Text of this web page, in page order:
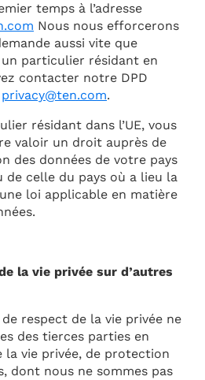
temps à l’adresse
Nous nous efforcerons
aussi vite que
un particulier résidant en
contacter notre DPD
privacy@ten.com.
résidant dans l’UE, vous
valoir un droit auprès de
des données de votre pays
de celle du pays où a lieu la
loi applicable en matière
la vie privée sur d’autres
respect de la vie privée ne
des tierces parties en
la vie privée, de protection
dont nous ne sommes pas